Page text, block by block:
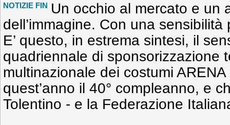
NOTIZIE FIN Un occhio al mercato e un
dell’immagine. Con una
E’ questo, in estrema sintesi, il
quadriennale di sponsorizzazione
multinazionale dei costumi
quest’anno il 40° compleanno, e
Tolentino - e la Federazione